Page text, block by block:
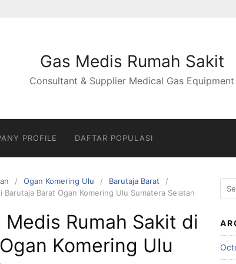
Gas Medis Rumah Sakit
Consultant & Supplier Medical Gas Equipment
PROFILE DAFTAR POPULASI
Ogan Komering Ulu
Barutaja Barat
Barat Ogan Komering Ulu Sumatera Selatan
Rumah Sakit di
Komering Ulu
for: